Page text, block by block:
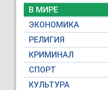
В МИРЕ
ЭКОНОМИКА
РЕЛИГИЯ
КРИМИНАЛ
СПОРТ
КУЛЬТУРА